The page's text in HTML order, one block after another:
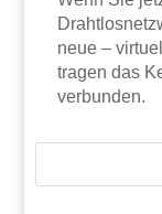
neue –
tragen das
verbunden.